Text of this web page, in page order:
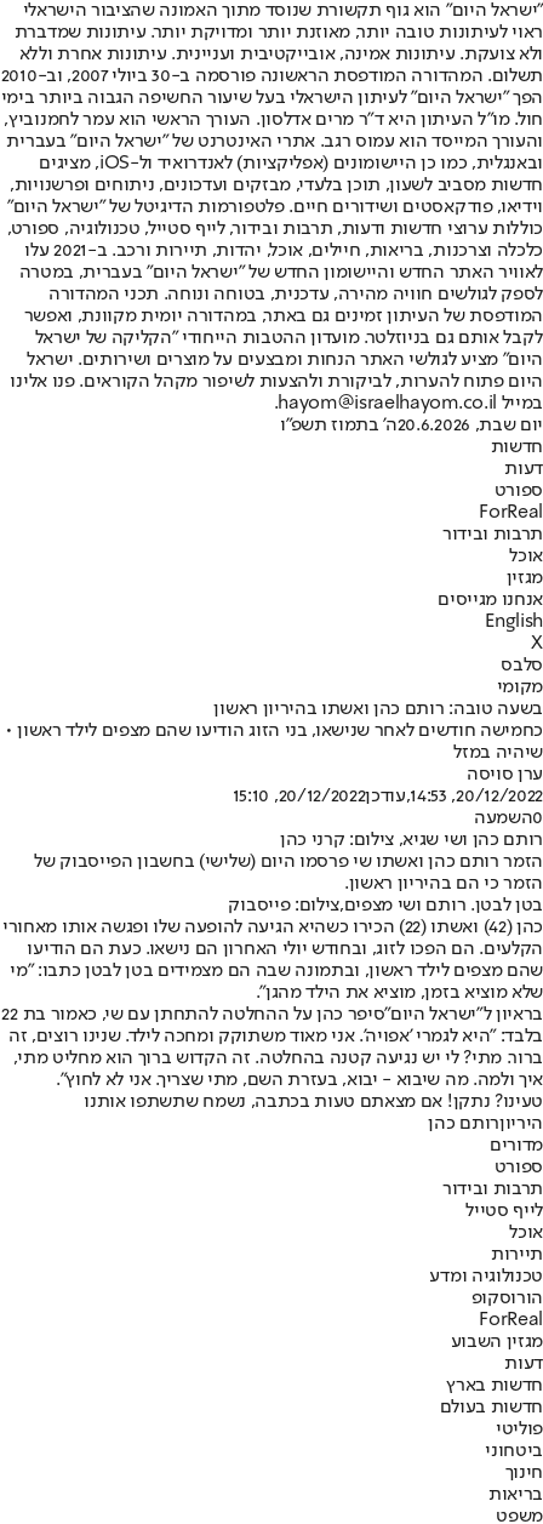
"ישראל היום" הוא גוף תקשורת שנוסד מתוך האמונה שהציבור הישראלי
ראוי לעיתונות טובה יותר, מאוזנת יותר ומדויקת יותר. עיתונות שמדברת
ולא צועקת. עיתונות אמינה, אובייקטיבית ועניינית. עיתונות אחרת וללא
תשלום. המהדורה המודפסת הראשונה פורסמה ב-30 ביולי 2007, וב-2010
הפך "ישראל היום" לעיתון הישראלי בעל שיעור החשיפה הגבוה ביותר בימי
חול. מו"ל העיתון היא ד"ר מרים אדלסון. העורך הראשי הוא עמר לחמנוביץ,
והעורך המייסד הוא עמוס רגב. אתרי האינטרנט של "ישראל היום" בעברית
ובאנגלית, כמו כן היישומונים (אפליקציות) לאנדרואיד ול-iOS, מציגים
חדשות מסביב לשעון, תוכן בלעדי, מבזקים ועדכונים, ניתוחים ופרשנויות,
וידיאו, פודקאסטים ושידורים חיים. פלטפורמות הדיגיטל של "ישראל היום"
כוללות ערוצי חדשות ודעות, תרבות ובידור, לייף סטייל, טכנולוגיה, ספורט,
כלכלה וצרכנות, בריאות, חיילים, אוכל, יהדות, תיירות ורכב. ב-2021 עלו
לאוויר האתר החדש והיישומון החדש של "ישראל היום" בעברית, במטרה
לספק לגולשים חוויה מהירה, עדכנית, בטוחה ונוחה. תכני המהדורה
המודפסת של העיתון זמינים גם באתר, במהדורה יומית מקוונת, ואפשר
לקבל אותם גם בניוזלטר. מועדון ההטבות הייחודי "הקליקה של ישראל
היום" מציע לגולשי האתר הנחות ומבצעים על מוצרים ושירותים. ישראל
היום פתוח להערות, לביקורת ולהצעות לשיפור מקהל הקוראים. פנו אלינו
במייל hayom@israelhayom.co.il.
יום שבת, 20.6.2026
ה' בתמוז תשפ"ו
חדשות
דעות
ספורט
ForReal
תרבות ובידור
אוכל
מגזין
אנחנו מגייסים
English
X
סלבס
מקומי
בשעה טובה: רותם כהן ואשתו בהיריון ראשון
כחמישה חודשים לאחר שנישאו, בני הזוג הודיעו שהם מצפים לילד ראשון •
שיהיה במזל
ערן סויסה
20/12/2022, 14:53
,עודכן20/12/2022, 15:10
0השמעה
רותם כהן ושי שגיא, צילום: קרני כהן
הזמר רותם כהן ואשתו שי פרסמו היום (שלישי) בחשבון הפייסבוק של
הזמר כי הם בהיריון ראשון.
בטן לבטן. רותם ושי מצפים,צילום: פייסבוק
כהן (42) ואשתו (22) הכירו כשהיא הגיעה להופעה שלו ופגשה אותו מאחורי
הקלעים. הם הפכו לזוג, ובחודש יולי האחרון הם נישאו. כעת הם הודיעו
שהם מצפים לילד ראשון, ובתמונה שבה הם מצמידים בטן לבטן כתבו: "מי
שלא מוציא בזמן, מוציא את הילד מהגן".
בראיון ל"ישראל היום"
סיפר כהן על ההחלטה להתחתן עם שי, כאמור בת 22
בלבד: "היא לגמרי 'אפויה'. אני מאוד משתוקק ומחכה לילד. שנינו רוצים, זה
ברור. מתי? לי יש נגיעה קטנה בהחלטה. זה הקדוש ברוך הוא מחליט מתי,
איך ולמה. מה שיבוא - יבוא, בעזרת השם, מתי שצריך. אני לא לחוץ".
טעינו? נתקן! אם מצאתם טעות בכתבה, נשמח שתשתפו אותנו
היריוןרותם כהן
מדורים
ספורט
תרבות ובידור
לייף סטייל
אוכל
תיירות
טכנולוגיה ומדע
הורוסקופ
ForReal
מגזין השבוע
דעות
חדשות בארץ
חדשות בעולם
פוליטי
ביטחוני
חינוך
בריאות
משפט